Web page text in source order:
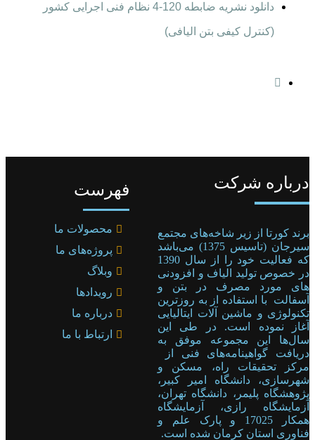
دانلود نشریه ضابطه 120-4 نظام فنی اجرایی کشور
(کنترل کیفی بتن الیافی)
درباره شرکت
برند کورتا از زیر شاخه‌های مجتمع
سیرجان (تاسیس 1375) می‌باشد
که فعالیت خود را از سال 1390
در خصوص تولید الیاف و افزودنی
های مورد مصرف در بتن و
آسفالت با استفاده از به روزترین
تکنولوژی و ماشین آلات ایتالیایی
آغاز نموده است. در طی این
سال‌ها این مجموعه موفق به
دریافت گواهینامه‌های فنی از
مرکز تحقیقات راه، مسکن و
شهرسازی، دانشگاه امیر کبیر،
پژوهشگاه پلیمر، دانشگاه تهران،
آزمایشگاه رازی، آزمایشگاه
همکار 17025 و پارک علم و
فناوری استان کرمان شده است.
فهرست
محصولات ما
پروژه‌های ما
وبلاگ
رویدادها
درباره ما
ارتباط با ما